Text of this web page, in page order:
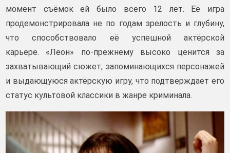
момент съёмок ей было всего 12 лет. Её игра
продемонстрировала не по годам зрелость и глубину,
что способствовало её успешной актёрской
карьере. «Леон» по-прежнему высоко ценится за
захватывающий сюжет, запоминающихся персонажей
и выдающуюся актёрскую игру, что подтверждает его
статус культовой классики в жанре криминала.